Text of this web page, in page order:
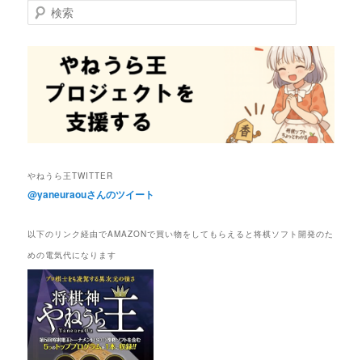
検
索
やねうら王TWITTER
@yaneuraouさんのツイート
以下のリンク経由でAMAZONで買い物をしてもらえると将棋ソフト開発のた
めの電気代になります